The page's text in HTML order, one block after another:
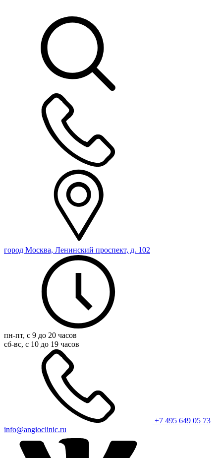
город Москва, Ленинский проспект, д. 102
пн-пт, с 9 до 20 часов
сб-вс, с 10 до 19 часов
+7 495 649 05 73
info@angioclinic.ru